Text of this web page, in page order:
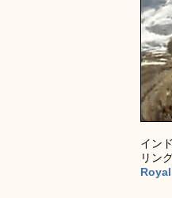
イン
リン